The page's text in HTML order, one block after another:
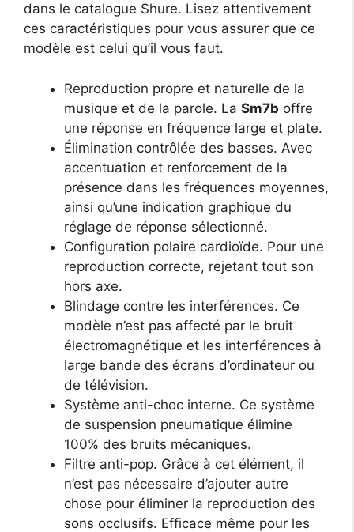
dans le catalogue Shure. Lisez attentivement
ces caractéristiques pour vous assurer que ce
modèle est celui qu’il vous faut.
Reproduction propre et naturelle de la
musique et de la parole. La Sm7b offre
une réponse en fréquence large et plate.
Élimination contrôlée des basses. Avec
accentuation et renforcement de la
présence dans les fréquences moyennes,
ainsi qu’une indication graphique du
réglage de réponse sélectionné.
Configuration polaire cardioïde. Pour une
reproduction correcte, rejetant tout son
hors axe.
Blindage contre les interférences. Ce
modèle n’est pas affecté par le bruit
électromagnétique et les interférences à
large bande des écrans d’ordinateur ou
de télévision.
Système anti-choc interne. Ce système
de suspension pneumatique élimine
100% des bruits mécaniques.
Filtre anti-pop. Grâce à cet élément, il
n’est pas nécessaire d’ajouter autre
chose pour éliminer la reproduction des
sons occlusifs. Efficace même pour les